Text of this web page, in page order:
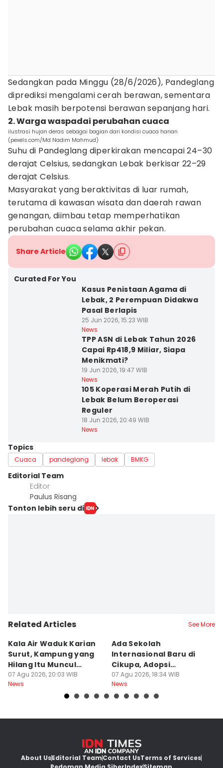
Sedangkan pada Minggu (28/6/2026), Pandeglang
diprediksi mengalami cerah berawan, sementara
Lebak masih berpotensi berawan sepanjang hari.
2. Warga waspadai perubahan cuaca
ilustrasi hujan deras sebagai bagian dari kondisi cuaca harian
(pexels.com/Md Nadim Mahmud)
Suhu di Pandeglang diperkirakan mencapai 24–30
derajat Celsius, sedangkan Lebak berkisar 22–29
derajat Celsius.
Masyarakat yang beraktivitas di luar rumah,
terutama di kawasan wisata dan daerah rawan
genangan, diimbau tetap memperhatikan
perubahan cuaca selama akhir pekan.
Share Article
Curated For You
Kasus Penistaan Agama di
Lebak, 2 Perempuan Didakwa
Pasal Berlapis
25 Jun 2026, 15:23 WIB
News
TPP ASN di Lebak Tahun 2026
Capai Rp418,9 Miliar, Siapa
Menikmati?
19 Jun 2026, 19:47 WIB
News
105 Koperasi Merah Putih di
Lebak Belum Beroperasi
Reguler
18 Jun 2026, 20:49 WIB
News
Topics
Cuaca pandeglang lebak BMKG
Editorial Team
Editor
Paulus Risang
Tonton lebih seru di
Related Articles See More
Kala Air Waduk Karian
Surut, Kampung yang
Hilang Itu Muncul
Kembali
07 Agu 2026, 20:03 WIB
News
Ada Sekolah
Internasional Baru di
Cikupa, Adopsi
Kurikulum Singapura
07 Agu 2026, 18:34 WIB
News
About UsEditorial TeamContact UsTerms of Services